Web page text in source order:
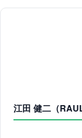
江田 健二（